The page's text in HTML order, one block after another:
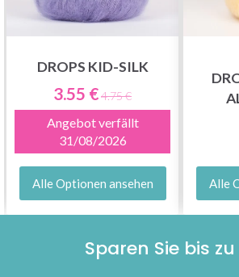
DROPS KID-SILK
3.55 €4.75 €
Angebot verfällt
31/08/2026
Alle Optionen ansehen Alle
Sparen Sie bis zu